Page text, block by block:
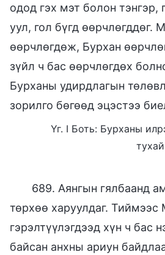
одод гэх мэт болон тэнгэр,
уул, гол бүгд өөрчлөгддөг.
өөрчлөгдөж, Бурхан
зүйл ч бас өөрчлөгдөх
Бурханы удирдлагын
зорилго бөгөөд эцэстээ
Үг. I Боть: Бурханы
689. Аянгын гялбаанд
төрхөө харуулдаг. Тиймээс
гэрэлтүүлэгдээд хүн ч бас
байсан анхны ариун